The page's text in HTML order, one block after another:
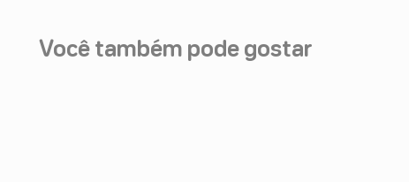
Você também pode gostar